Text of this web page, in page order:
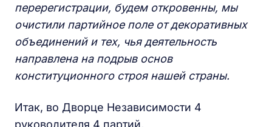
перерегистрации, будем откровенны, мы
очистили партийное поле от декоративных
объединений и тех, чья деятельность
направлена на подрыв основ
конституционного строя нашей страны.
Итак, во Дворце Независимости 4
руководителя 4 партий,